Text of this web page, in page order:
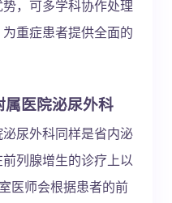
，可多学科协作处理
重症患者提供全面的
医院泌尿外科
尿外科同样是省内泌
列腺增生的诊疗上以
医师会根据患者的前